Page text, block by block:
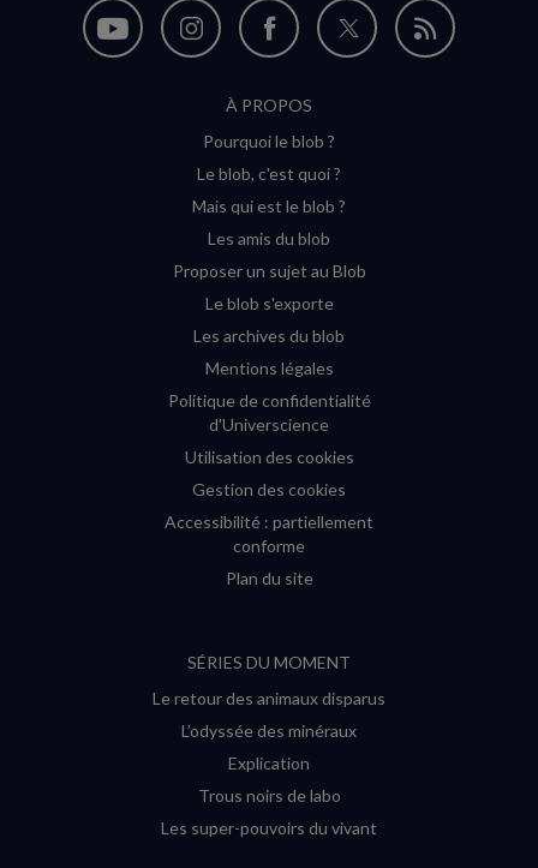
Nous
Nous
Instagram
(nouvelle
Nous
sur
Facebook
(nouvelle
Nous
Flux
À PROPOS
Pourquoi le blob ?
Le blob, c'est quoi ?
Mais qui est le blob ?
Les amis du blob
Proposer un sujet au Blob
Le blob s'exporte
Les archives du blob
Mentions légales
Politique de confidentialité
d'Universcience
Utilisation des cookies
Gestion des cookies
Accessibilité : partiellement
conforme
Plan du site
SÉRIES DU MOMENT
Le retour des animaux disparus
L’odyssée des minéraux
Explication
Trous noirs de labo
Les super-pouvoirs du vivant